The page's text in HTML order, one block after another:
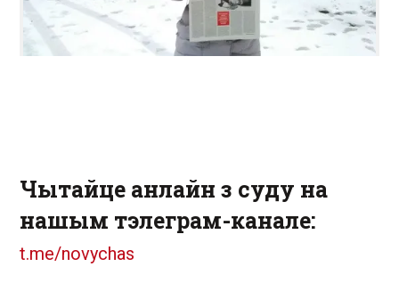
Чытайце анлайн з суду на
нашым тэлеграм-канале:
t.me/novychas